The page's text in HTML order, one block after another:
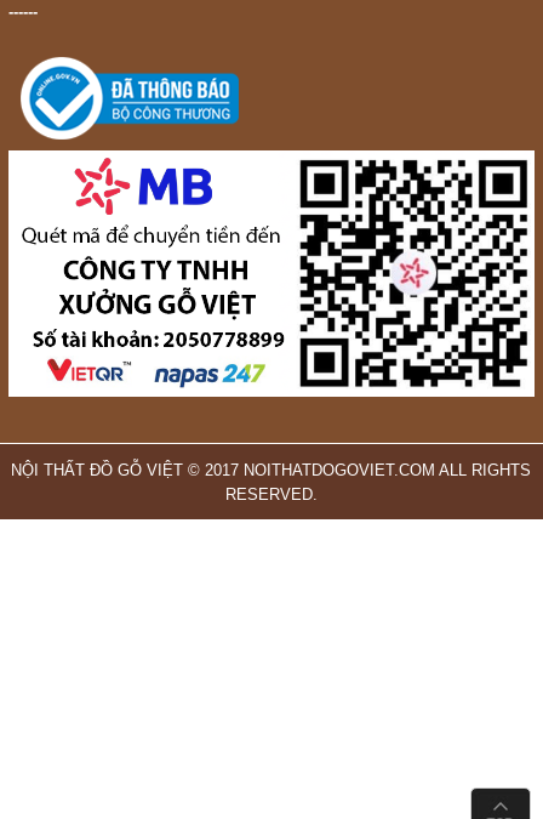
------
NỘI THẤT ĐỒ GỖ VIỆT © 2017 NOITHATDOGOVIET.COM ALL RIGHTS
RESERVED.